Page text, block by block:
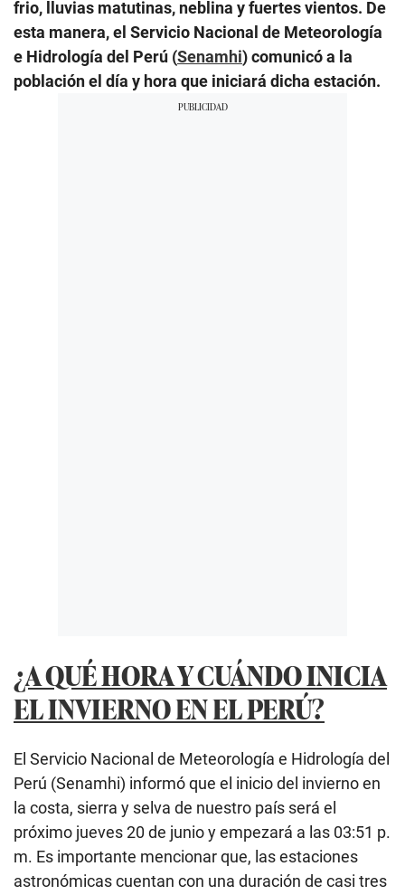
frio, lluvias matutinas, neblina y fuertes vientos. De
esta manera, el Servicio Nacional de Meteorología
e Hidrología del Perú (Senamhi) comunicó a la
población el día y hora que iniciará dicha estación.
¿A QUÉ HORA Y CUÁNDO INICIA
EL INVIERNO EN EL PERÚ?
El Servicio Nacional de Meteorología e Hidrología del
Perú (Senamhi) informó que el inicio del invierno en
la costa, sierra y selva de nuestro país será el
próximo jueves 20 de junio y empezará a las 03:51 p.
m. Es importante mencionar que, las estaciones
astronómicas cuentan con una duración de casi tres